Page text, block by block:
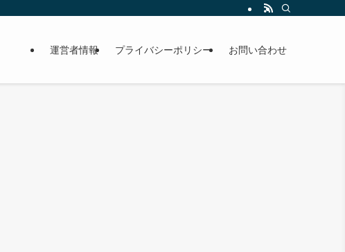
運営者情報 プライバシーポリシー お問い合わせ